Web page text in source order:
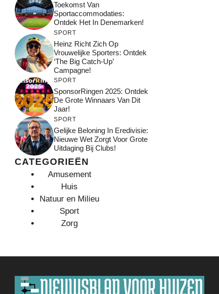
Toekomst Van
Sportaccommodaties:
Ontdek Het In Denemarken!
SPORT
Heinz Richt Zich Op
Vrouwelijke Sporters: Ontdek
‘The Big Catch-Up’
Campagne!
SPORT
SponsorRingen 2025: Ontdek
De Grote Winnaars Van Dit
Jaar!
SPORT
Gelijke Beloning In Eredivisie:
Nieuwe Wet Zorgt Voor Grote
Uitdaging Bij Clubs!
CATEGORIEËN
Amusement
Huis
Natuur en Milieu
Sport
Zorg